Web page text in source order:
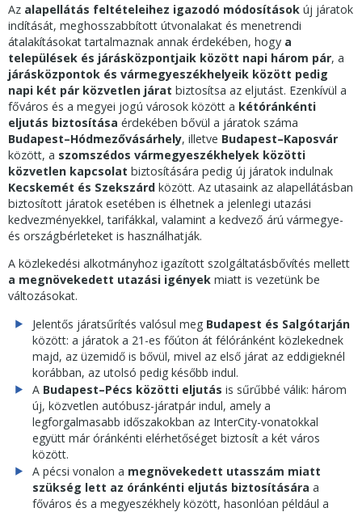
Az alapellátás feltételeihez igazodó módosítások új járatok
indítását, meghosszabbított útvonalakat és menetrendi
átalakításokat tartalmaznak annak érdekében, hogy a
települések és járásközpontjaik között napi három pár, a
járásközpontok és vármegyeszékhelyeik között pedig
napi két pár közvetlen járat biztosítsa az eljutást. Ezenkívül a
főváros és a megyei jogú városok között a kétóránkénti
eljutás biztosítása érdekében bővül a járatok száma
Budapest–Hódmezővásárhely, illetve Budapest–Kaposvár
között, a szomszédos vármegyeszékhelyek közötti
közvetlen kapcsolat biztosítására pedig új járatok indulnak
Kecskemét és Szekszárd között. Az utasaink az alapellátásban
biztosított járatok esetében is élhetnek a jelenlegi utazási
kedvezményekkel, tarifákkal, valamint a kedvező árú vármegye-
és országbérleteket is használhatják.
A közlekedési alkotmányhoz igazított szolgáltatásbővítés mellett
a megnövekedett utazási igények miatt is vezetünk be
változásokat.
Jelentős járatsűrítés valósul meg Budapest és Salgótarján
között: a járatok a 21-es főúton át félóránként közlekednek
majd, az üzemidő is bővül, mivel az első járat az eddigieknél
korábban, az utolsó pedig később indul.
A Budapest–Pécs közötti eljutás is sűrűbbé válik: három
új, közvetlen autóbusz-járatpár indul, amely a
legforgalmasabb időszakokban az InterCity-vonatokkal
együtt már óránkénti elérhetőséget biztosít a két város
között.
A pécsi vonalon a megnövekedett utasszám miatt
szükség lett az óránkénti eljutás biztosítására a
főváros és a megyeszékhely között, hasonlóan például a